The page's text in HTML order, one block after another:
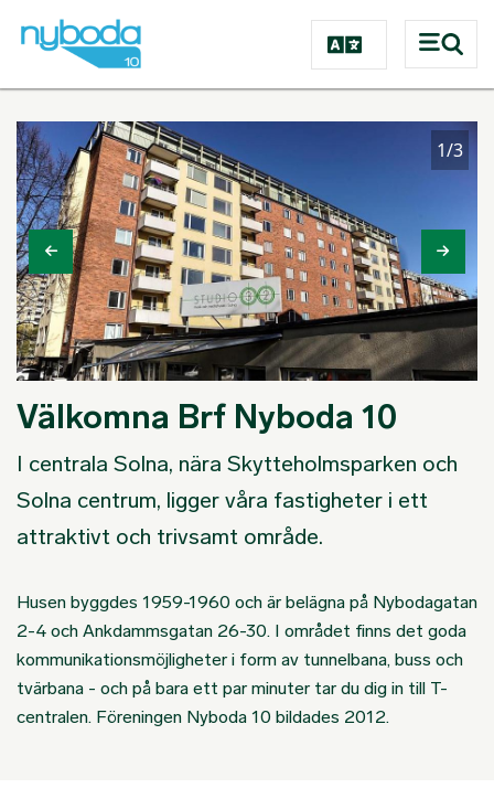
Välkomna Brf Nyboda 10
I centrala Solna, nära Skytteholmsparken och
Solna centrum, ligger våra fastigheter i ett
attraktivt och trivsamt område.
Husen byggdes 1959-1960 och är belägna på Nybodagatan
2-4 och Ankdammsgatan 26-30. I området finns det goda
kommunikationsmöjligheter i form av tunnelbana, buss och
tvärbana - och på bara ett par minuter tar du dig in till T-
centralen. Föreningen Nyboda 10 bildades 2012.
2/3